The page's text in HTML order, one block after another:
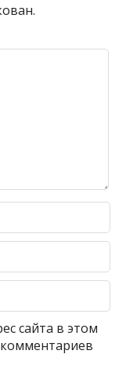
сайта в этом